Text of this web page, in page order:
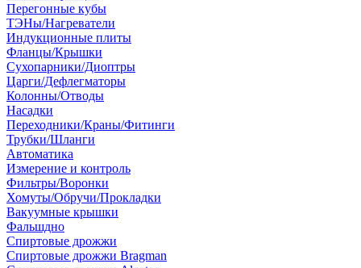
Перегонные кубы
ТЭНы/Нагреватели
Индукционные плиты
Фланцы/Крышки
Сухопарники/Диоптры
Царги/Дефлегматоры
Колонны/Отводы
Насадки
Переходники/Краны/Фитинги
Трубки/Шланги
Автоматика
Измерение и контроль
Фильтры/Воронки
Хомуты/Обручи/Прокладки
Вакуумные крышки
Фальшдно
Спиртовые дрожжи
Спиртовые дрожжи Bragman